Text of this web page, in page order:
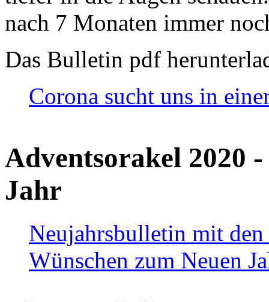
nach 7 Monaten immer
Das Bulletin pdf
Corona sucht uns in
Adventsorakel 2020
Jahr
Neujahrsbulletin mit den
Wünschen zum Neuen